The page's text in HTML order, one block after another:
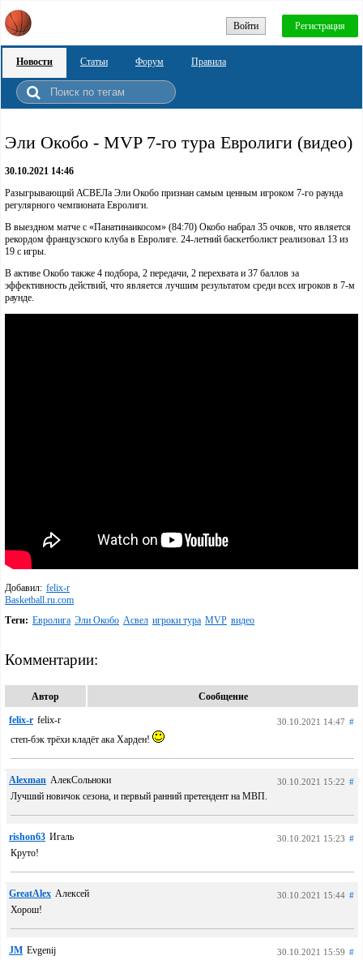
Войти Регистрация
Новости Статьи Форум Правила
Эли Окобо - MVP 7-го тура Евролиги (видео)
30.10.2021 14:46
Разыгрывающий АСВЕЛа Эли Окобо признан самым ценным игроком 7-го раунда
регулярного чемпионата Евролиги.
В выездном матче с «Панатинаикосом» (84:70) Окобо набрал 35 очков, что является
рекордом французского клуба в Евролиге. 24-летний баскетболист реализовал 13 из
19 с игры.
В активе Окобо также 4 подбора, 2 передачи, 2 перехвата и 37 баллов за
эффективность действий, что является лучшим результатом среди всех игроков в 7-м
раунде.
Добавил: felix-r
Basketball.ru.com
Теги: Евролига Эли Окобо Асвел игроки тура MVP видео
Комментарии:
Автор Сообщение
felix-r felix-r 30.10.2021 14:47 #
степ-бэк трёхи кладёт ака Харден!
Alexman АлекСольноки 30.10.2021 15:22 #
Лучший новичок сезона, и первый ранний претендент на МВП.
rishon63 Игаль 30.10.2021 15:23 #
Круто!
GreatAlex Алексей 30.10.2021 15:44 #
Хорош!
JM Evgenij 30.10.2021 15:59 #